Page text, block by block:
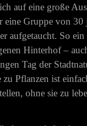
auf eine große
eine Gruppe von 30
So ein
Hinterhof –
Tag der
Pflanzen ist
ohne sie zu